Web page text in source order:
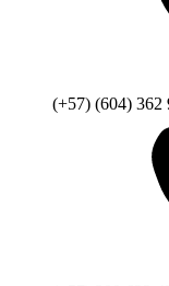
(+57) (604) 362